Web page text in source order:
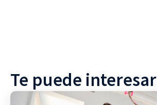
Te puede interesar